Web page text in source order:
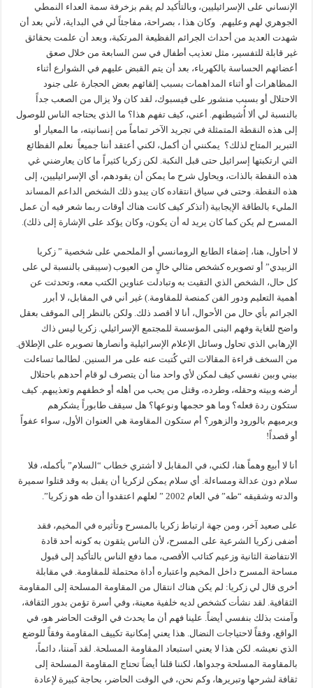
الإنساني على الإسرائيليين، وبالتأكيد لم يقم بزخرفة سمة العداء النمطي
الجوهري لهم وعليهم. وكان هذا ، بصراحة، مفاجئاً لي في البداية، لأني بعد أن
شهدت العديد من أحداث الجرائم الفظيعة المرتكبة، وبعد أن علمت بحقائق
غير قابلة للتفسير، مثل تعذيب أطفال في سن السابعة من خلال صعق
أعضائهم الحساسة بالكهرباء، بعد أن يتم القبض عليهم في الشوارع أثناء
المظاهرات أو أثناء المداهمات بسبب إلقائهم بعض الحجارة على جنود
الاحتلال أو بسبب منشور على فيسبوك، لقد كان ولا يزال من الصعب جداً
بالنسبة لي ألا أُشيطنهم. أعني، كيف تفهم هذا؟ ما الذي يحتاجه الناس للوصول
إلى هذه النقطة المتمثلة في تجريد الآخر تماماً من إنسانيته، ما المعيار أو
التبرير المتاح لذلك؟ يمكنني أن أكمل، لكني أعتقد أننا جميعاً نعلم الفظائع
التي ارتكبتها إسرائيل حتى قبل النكبة. لكن زكريا كثيراً ما كان يعارضني غي
هذه النقطة بالذات، ويحاول شرح ما يمكن أن يقودهم، أي الإسرائيليين، إلى
هذه النقطة. وحتى في سياق انتقاده كان يبدو ذلك الشخص الداعم المساند
المليء بالطاقة الإيجابية (أتذكر كيف كانت هناك أوقات ربما شعر فيه أن عمل
المسرح لم يكن كما كان يريد له أن يكون، وكان يؤكد على الإشارة إلى ذلك).
لا أحاول، هنا، إضفاء الطابع الرومانسي أو الملحمي على شخصية ” زكريا
الزبيدي” أو تصويره كشخص مثالي خالٍ من العيوب (سيبقى بالنسبة لي على
كل حال، الشخص الذي التقيت به وتبادلت عناوين الكتب معه، وتحدثت عن
أهمية التعليم ودور الفن كمنصة للمقاومة.) غير أني في المقابل، لا أبرر
الجرائم بأي حال من الأحوال، أنا لا أقصد ذلك. ولكن بالنظر إلى الموقف بعقل
واضح للغاية وفهم البنى المؤسسة للمجتمع الإسرائيلي. زكريا ليس ذاك
الإرهابي الذي تحاول وسائل الإعلام الإسرائيلية وأنصارها تصويره على الإطلاق.
من السخف قراءة المقالات التي كُتبت عنه على مر السنين. لطالما تساءلت
بيني وبين نفسي كيف لمكن لأي واحد منا أن يتصرف لو قام أحدهم باحتلال
أرضه وبيته وحقله، وطرده، وقتل من يحب من أهله أو خطفهم وتعذيبهم. كيف
ستكون ردة فعله؟ وما هو حجمها ونوعها؟ هل سيقف طابوراً يشكرهم
ويرميهم بالورود والزهور؟ أم ستكون المقاومة هي العنوان الأول، سواء عفواً
أو قصداً!
أنا لا أبيع وهماً هنا، لكني، في المقابل لا أشتري خطاب “السلام” بأكمله، فلا
سلام دون عدالة ومساءلة. أي سلام يمكن لزكريا أن يقبل به وقد قتلوا سميرة
والدته وشقيقه “طه” في العام 2002 ” لعلهم اعتقدوا أن طه هو زكريا”.
على صعيد آخر، ومن جهة ارتباط زكريا بالمسرح وتأثيره في المخيم، فقد
أضفى زكريا الشرعية على المسرح، لأن الناس يثقون به كونه أحد قادة
الانتفاضة الثانية وزعيم كتائب الأقصى، مما دفع الناس بالتأكيد إلى قبول
مساحة المسرح داخل المخيم واعتباره أداة محتملة للمقاومة. في مقابلة
أخرى قال لي زكريا: لم يكن هناك انتقال من المقاومة المسلحة إلى المقاومة
الثقافية. لقد نشأت كشخص لديه خلفية معينة، وفي أسرة تؤمن بدور الثقافة،
وآمنت بذلك بنفسي أيضاً. علينا فهم أن ما يحدث في الوقت الحاضر هو، في
الواقع، وفقاً لاحتياجات النضال. هذا يعني إمكانية تكييف المقاومة وفقاً للوضع
الذي نعيشه. لكن هذا لا يعني استبعاد المقاومة المسلحة. لقد آمننا، دائماً،
بالمقاومة المسلحة وجدواها، لكننا قلنا أيضاً تحتاج المقاومة المسلحة إلى
ثقافة لشرحها وتبريرها، وكم نحن، في الوقت الحاضر، بحاجة كبيرة لإعادة